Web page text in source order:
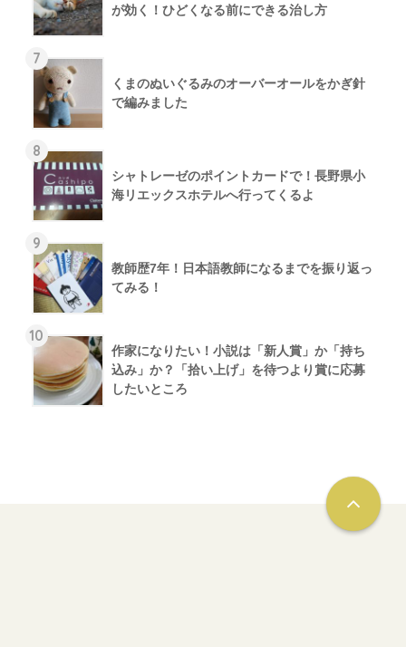
が効く！ひどくなる前にできる治し方
7
くまのぬいぐるみのオーバーオールをかぎ針
で編みました
8
シャトレーゼのポイントカードで！長野県小
海リエックスホテルへ行ってくるよ
9
教師歴7年！日本語教師になるまでを振り返っ
てみる！
10
作家になりたい！小説は「新人賞」か「持ち
込み」か？「拾い上げ」を待つより賞に応募
したいところ